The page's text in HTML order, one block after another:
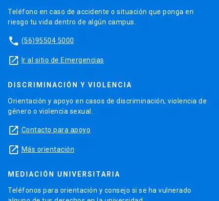
Teléfono en caso de accidente o situación que ponga en
riesgo tu vida dentro de algún campus.
phone (56)95504 5000
launch Ir al sitio de Emergencias
DISCRIMINACIÓN Y VIOLENCIA
Orientación y apoyo en casos de discriminación, violencia de
género o violencia sexual.
launch Contacto para apoyo
launch Más orientación
MEDIACIÓN UNIVERSITARIA
Teléfonos para orientación y consejo si se ha vulnerado